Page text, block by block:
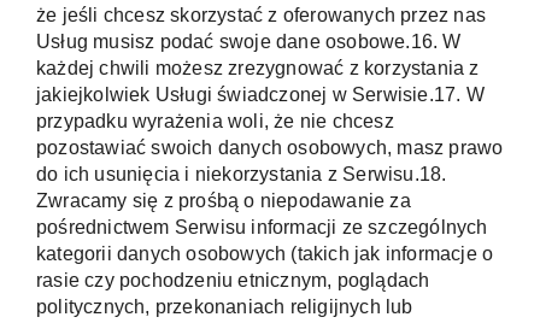
że jeśli chcesz skorzystać z oferowanych przez nas
Usług musisz podać swoje dane osobowe.16. W
każdej chwili możesz zrezygnować z korzystania z
jakiejkolwiek Usługi świadczonej w Serwisie.17. W
przypadku wyrażenia woli, że nie chcesz
pozostawiać swoich danych osobowych, masz prawo
do ich usunięcia i niekorzystania z Serwisu.18.
Zwracamy się z prośbą o niepodawanie za
pośrednictwem Serwisu informacji ze szczególnych
kategorii danych osobowych (takich jak informacje o
rasie czy pochodzeniu etnicznym, poglądach
politycznych, przekonaniach religijnych lub